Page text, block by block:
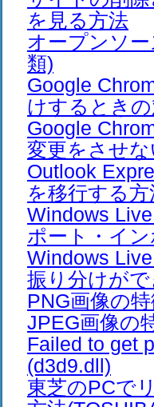
を見る方法
オープンソ
類)
Google
けするとき
Google
変更をさせ
Outlook
を移行する方
Windows
ポート・イン
Windows
振り分けが
PNG画像の
JPEG画像の
Failed to get
(d3d9.dll)
東芝のPCで